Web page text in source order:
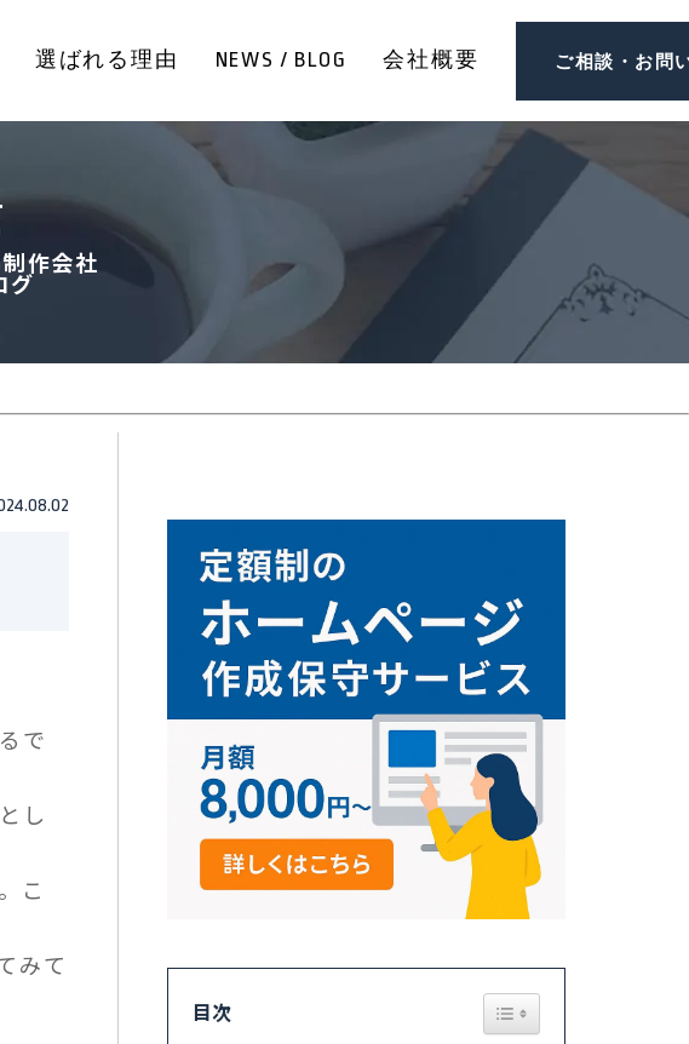
選ばれる理由 NEWS / BLOG 会社概要 ご相談・お問
作会社
グ
で
し
こ
みて
目次 Toggle Table of Content